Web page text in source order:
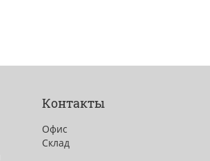
Контакты
Офис
Склад